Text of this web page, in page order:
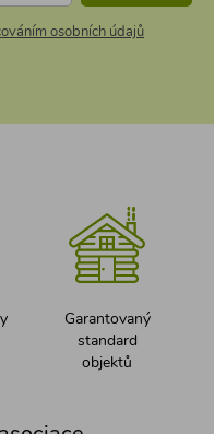
osobních údajů
Garantovaný
standard
objektů